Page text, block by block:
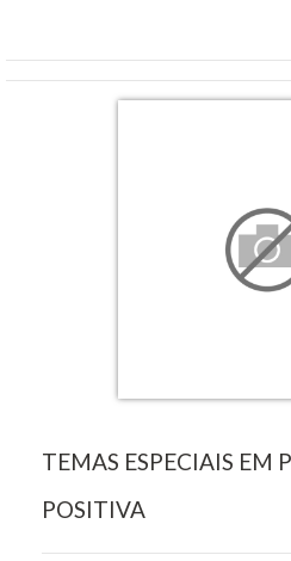
TEMAS ESPECIAIS EM
POSITIVA